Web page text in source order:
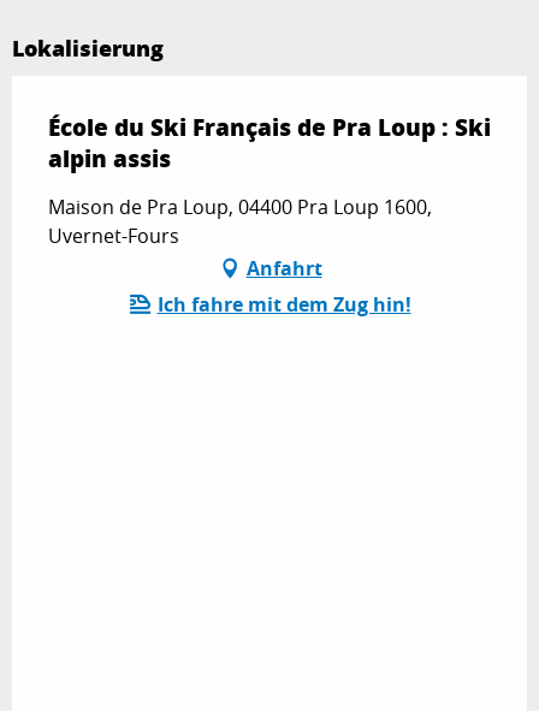
Lokalisierung
École du Ski Français de Pra Loup : Ski
alpin assis
Maison de Pra Loup, 04400 Pra Loup 1600,
Uvernet-Fours
Anfahrt
Ich fahre mit dem Zug hin!